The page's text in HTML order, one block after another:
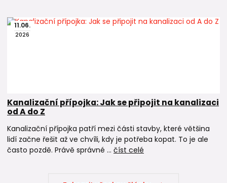
11.06.
2026
Kanalizační přípojka: Jak se připojit na kanalizaci
od A do Z
Kanalizační přípojka patří mezi části stavby, které většina
lidí začne řešit až ve chvíli, kdy je potřeba kopat. To je ale
často pozdě. Právě správné ... číst celé